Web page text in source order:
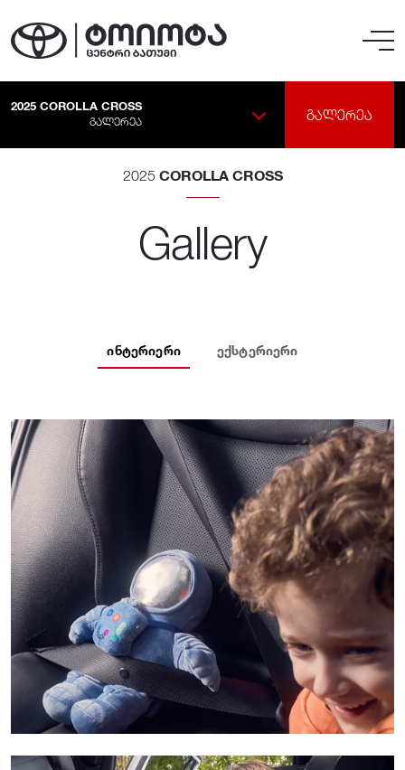
2025 COROLLA CROSS
ᲒᲐᲚᲔᲠᲔᲐ
ᲒᲐᲚᲔᲠᲔᲐ
2025 COROLLA CROSS
Gallery
ᲘᲜᲢᲔᲠᲘᲔᲠᲘ ᲔᲥᲡᲢᲔᲠᲘᲔᲠᲘ